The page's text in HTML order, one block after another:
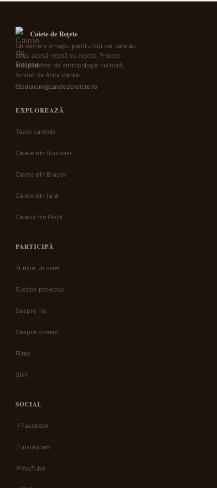
Caiete de Rețete
Un demers omagiu pentru toți cei care au
adus acasă rețetă cu rețetă. Proiect
independent de antropologie culinară,
fondat de Anca Dănilă.
adunam@caietederetete.ro
EXPLOREAZĂ
Toate caietele
Caiete din București
Caiete din Brașov
Caiete din țară
Caietul din Piață
PARTICIPĂ
Trimite un caiet
Susține proiectul
Despre noi
Despre proiect
Filme
Știri
SOCIAL
Facebook
Instagram
YouTube